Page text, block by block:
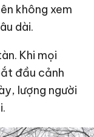
không xem
dài.
Khi mọi
đầu cảnh
lượng người